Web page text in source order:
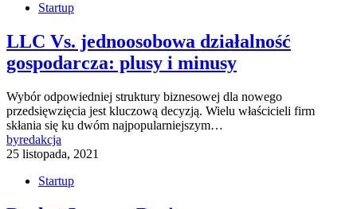
Startup
LLC Vs. jednoosobowa działalność
gospodarcza: plusy i minusy
Wybór odpowiedniej struktury biznesowej dla nowego
przedsięwzięcia jest kluczową decyzją. Wielu właścicieli firm
skłania się ku dwóm najpopularniejszym…
byredakcja
25 listopada, 2021
Startup